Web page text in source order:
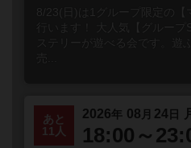
8/23(日)は1グループ限定の【
行います！ 大人気【グループ
ステリーが遊べる会です。遊
売...
あと
11人
2026年 08 月 24 日
18:00～